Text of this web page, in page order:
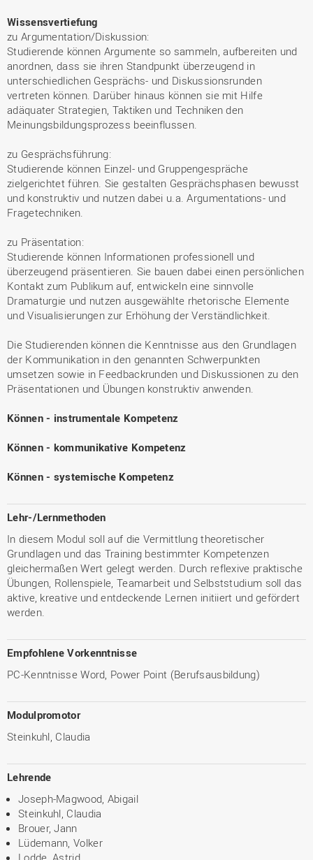
Wissensvertiefung
zu Argumentation/Diskussion:
Studierende können Argumente so sammeln, aufbereiten und
anordnen, dass sie ihren Standpunkt überzeugend in
unterschiedlichen Gesprächs- und Diskussionsrunden
vertreten können. Darüber hinaus können sie mit Hilfe
adäquater Strategien, Taktiken und Techniken den
Meinungsbildungsprozess beeinflussen.
zu Gesprächsführung:
Studierende können Einzel- und Gruppengespräche
zielgerichtet führen. Sie gestalten Gesprächsphasen bewusst
und konstruktiv und nutzen dabei u.a. Argumentations- und
Fragetechniken.
zu Präsentation:
Studierende können Informationen professionell und
überzeugend präsentieren. Sie bauen dabei einen persönlichen
Kontakt zum Publikum auf, entwickeln eine sinnvolle
Dramaturgie und nutzen ausgewählte rhetorische Elemente
und Visualisierungen zur Erhöhung der Verständlichkeit.
Die Studierenden können die Kenntnisse aus den Grundlagen
der Kommunikation in den genannten Schwerpunkten
umsetzen sowie in Feedbackrunden und Diskussionen zu den
Präsentationen und Übungen konstruktiv anwenden.
Können - instrumentale Kompetenz
Können - kommunikative Kompetenz
Können - systemische Kompetenz
Lehr-/Lernmethoden
In diesem Modul soll auf die Vermittlung theoretischer
Grundlagen und das Training bestimmter Kompetenzen
gleichermaßen Wert gelegt werden. Durch reflexive praktische
Übungen, Rollenspiele, Teamarbeit und Selbststudium soll das
aktive, kreative und entdeckende Lernen initiiert und gefördert
werden.
Empfohlene Vorkenntnisse
PC-Kenntnisse Word, Power Point (Berufsausbildung)
Modulpromotor
Steinkuhl, Claudia
Lehrende
Joseph-Magwood, Abigail
Steinkuhl, Claudia
Brouer, Jann
Lüdemann, Volker
Lodde, Astrid